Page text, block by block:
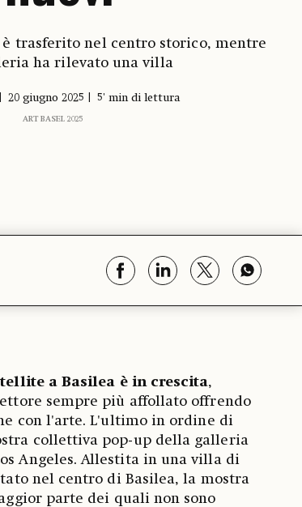
è trasferito nel centro storico, mentre
ha rilevato una villa
20 giugno 2025 5' min di lettura
ART BASEL 2025
a Basilea è in crescita,
sempre più affollato offrendo
con l'arte. L'ultimo in ordine di
collettiva pop-up della galleria
Angeles. Allestita in una villa di
nel centro di Basilea, la mostra
parte dei quali non sono